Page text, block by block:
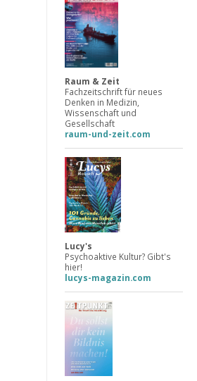
Raum & Zeit
Fachzeitschrift für neues
Denken in Medizin,
Wissenschaft und
Gesellschaft
raum-und-zeit.com
Lucy's
Psychoaktive Kultur? Gibt's
hier!
lucys-magazin.com